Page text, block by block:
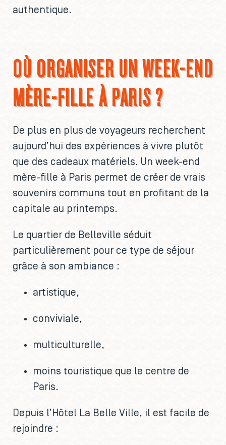
authentique.
OÙ ORGANISER UN WEEK-END
MÈRE-FILLE À PARIS ?
De plus en plus de voyageurs recherchent
aujourd’hui des expériences à vivre plutôt
que des cadeaux matériels. Un week-end
mère-fille à Paris permet de créer de vrais
souvenirs communs tout en profitant de la
capitale au printemps.
Le quartier de Belleville séduit
particulièrement pour ce type de séjour
grâce à son ambiance :
artistique,
conviviale,
multiculturelle,
moins touristique que le centre de
Paris.
Depuis l’Hôtel La Belle Ville, il est facile de
rejoindre :